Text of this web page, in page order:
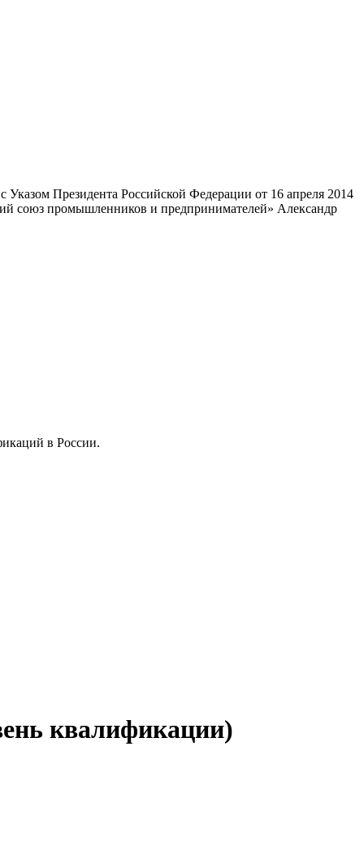
Президента Российской Федерации от 16 апреля 2014
союз промышленников и предпринимателей» Александр
в России.
квалификации)